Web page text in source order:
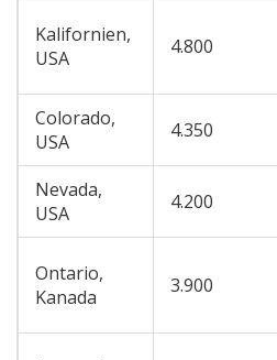
Kalifornien,
USA
4.800
Colorado,
USA
4.350
Nevada,
USA
4.200
Ontario,
Kanada
3.900